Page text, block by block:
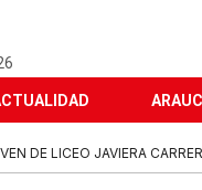
DE LICEO JAVIERA